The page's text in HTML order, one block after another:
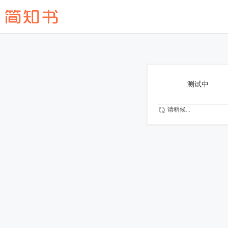
测试中
请稍候...